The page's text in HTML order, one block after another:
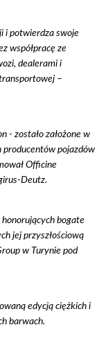
i potwierdza swoje
współpracę ze
dealerami i
–
- zostało założone w
producentów pojazdów
Officine
Deutz.
honorujących bogate
jej przyszłościową
w Turynie pod
edycją ciężkich i
barwach.